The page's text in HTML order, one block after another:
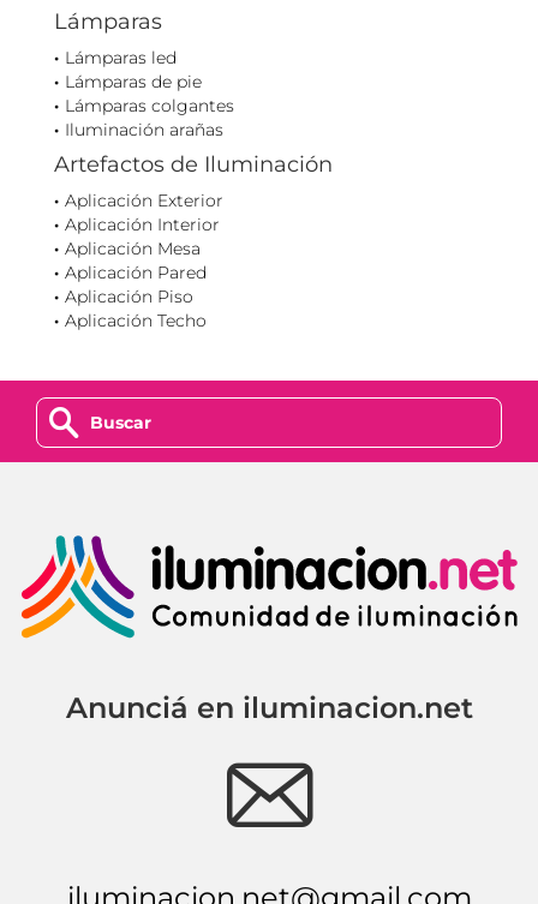
Lámparas
Lámparas led
Lámparas de pie
Lámparas colgantes
Iluminación arañas
Artefactos de Iluminación
Aplicación Exterior
Aplicación Interior
Aplicación Mesa
Aplicación Pared
Aplicación Piso
Aplicación Techo
z
Anunciá en iluminacion.net
e